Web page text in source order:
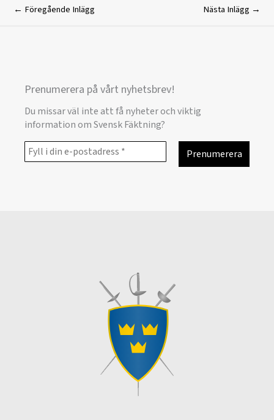
← Föregående Inlägg Nästa Inlägg →
Prenumerera på vårt nyhetsbrev!
Du missar väl inte att få nyheter och viktig
information om Svensk Fäktning?